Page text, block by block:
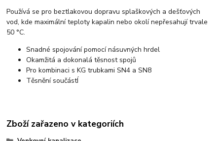
Používá se pro beztlakovou dopravu splaškových a dešťových
vod, kde maximální teploty kapalin nebo okolí nepřesahují trvale
50 °C.
Snadné spojování pomocí násuvných hrdel
Okamžitá a dokonalá těsnost spojů
Pro kombinaci s KG trubkami SN4 a SN8
Těsnění součástÍ
Zboží zařazeno v kategoriích